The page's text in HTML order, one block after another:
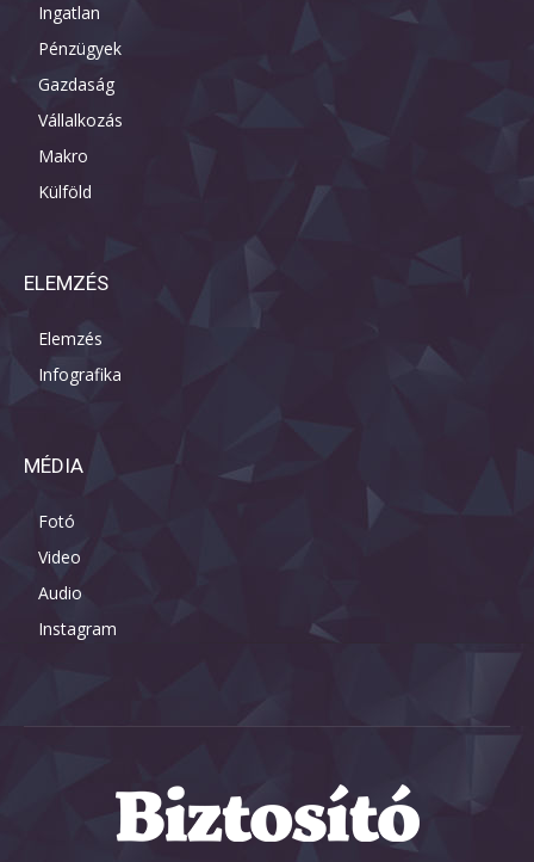
Ingatlan
Pénzügyek
Gazdaság
Vállalkozás
Makro
Külföld
ELEMZÉS
Elemzés
Infografika
MÉDIA
Fotó
Video
Audio
Instagram